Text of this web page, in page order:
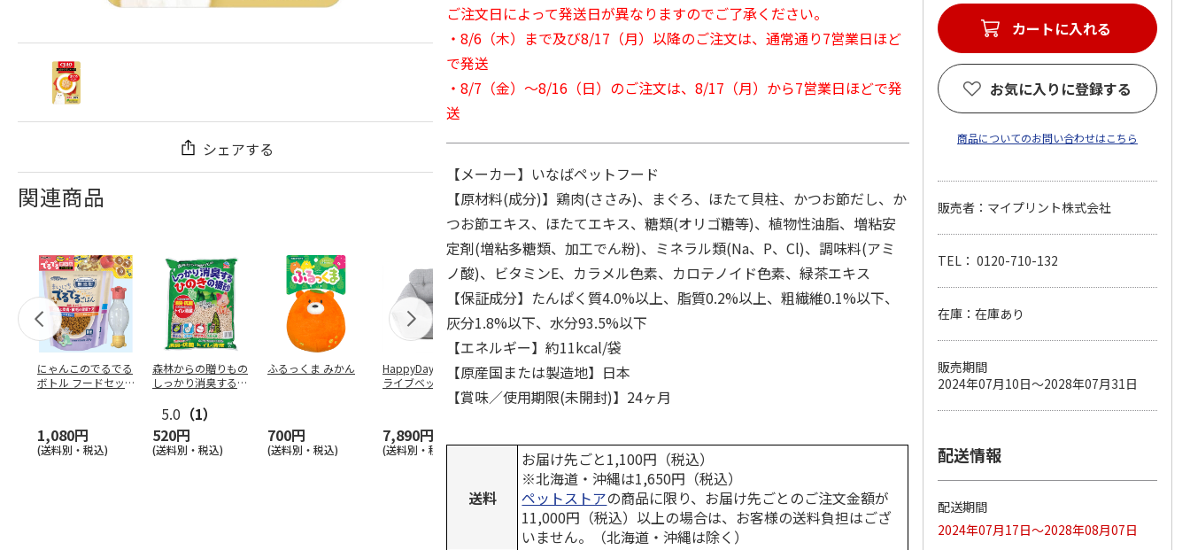
シェアする
関連商品
にゃんこのでるでる
ボトル フードセッ
1,080円
(送料別・税込)
森林からの贈りもの
しっかり消臭するひ
5.0 （1）
520円
(送料別・税込)
ふるっくま みかん
700円
(送料別・税込)
HappyDays 2wayド
ライブベッド グレ
7,890円
(送料別・税込)
獣医師開発 ニオイ
をとる砂専用 猫ト
イレ ナチュラルグ
(送料別・税込)
デオトイレ 飛び散
らない消臭・抗菌サ
ンド 4L
(送料別・税込) (送料別・税込) (送料別・税込)
ペット線香 虹のか
なた フルーティフ
(送料別・税込)
ご注文日によって発送日が異なりますのでご了承ください。
・8/6（木）まで及び8/17（月）以降のご注文は、通常通り7営業日ほど
で発送
・8/7（金）～8/16（日）のご注文は、8/17（月）から7営業日ほどで発
送
【メーカー】いなばペットフード
【原材料(成分)】鶏肉(ささみ)、まぐろ、ほたて貝柱、かつお節だし、か
つお節エキス、ほたてエキス、糖類(オリゴ糖等)、植物性油脂、増粘安
定剤(増粘多糖類、加工でん粉)、ミネラル類(Na、P、Cl)、調味料(アミ
ノ酸)、ビタミンE、カラメル色素、カロテノイド色素、緑茶エキス
【保証成分】たんぱく質4.0%以上、脂質0.2%以上、粗繊維0.1%以下、
灰分1.8%以下、水分93.5%以下
【エネルギー】約11kcal/袋
【原産国または製造地】日本
【賞味／使用期限(未開封)】24ヶ月
送料
お届け先ごと1,100円（税込）
※北海道・沖縄は1,650円（税込）
ペットストアの商品に限り、お届け先ごとのご注文金額が
11,000円（税込）以上の場合は、お客様の送料負担はござ
いません。（北海道・沖縄は除く）
カートに入れる
お気に入りに登録する
商品についてのお問い合わせはこちら
販売者：マイプリント株式会社
TEL： 0120-710-132
在庫：在庫あり
販売期間
2024年07月10日～2028年07月31日
配送情報
配送期間
2024年07月17日～2028年08月07日